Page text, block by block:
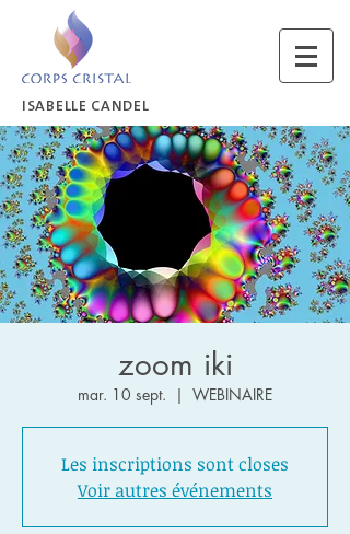
ISABELLE CANDEL
zoom iki
mar. 10 sept.
  |
WEBINAIRE
Les inscriptions sont closes
Voir autres événements